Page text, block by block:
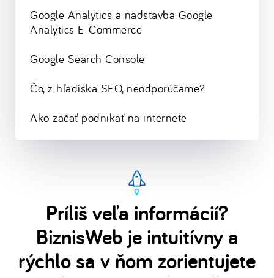
Google Analytics a nadstavba Google
Analytics E-Commerce
Google Search Console
Čo, z hľadiska SEO, neodporúčame?
Ako začať podnikať na internete
Príliš veľa informácií?
BiznisWeb je intuitívny a
rýchlo sa v ňom zorientujete